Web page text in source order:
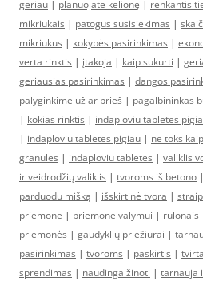
geriau | planuojate kelionę | renkantis
mikriukais | patogus susisiekimas |
mikriukus | kokybės pasirinkimas |
verta rinktis | įtakoja | kaip sukurti |
geriausias pasirinkimas | dangos
palyginkime už ar prieš | pagalbininkas
| kokias rinktis | indaploviu tabletes
| indaploviu tabletes pigiau | ne toks
granules | indaploviu tabletes | valiklis
ir veidrodžių valiklis | tvoroms iš betono |
parduodu mišką | išskirtinė tvora |
priemone | priemonė valymui | rulonais
priemonės | gaudyklių priežiūrai |
pasirinkimas | tvoroms | paskirtis |
sprendimas | naudinga žinoti | tarnauja